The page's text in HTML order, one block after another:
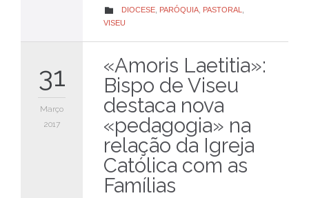
 CATEGORY
DIOCESE PARÓQUIA PASTORAL
VISEU
31
Março
2017
«Amoris Laetitia»:
Bispo de Viseu
destaca nova
«pedagogia» na
relação da Igreja
Católica com as
Famílias